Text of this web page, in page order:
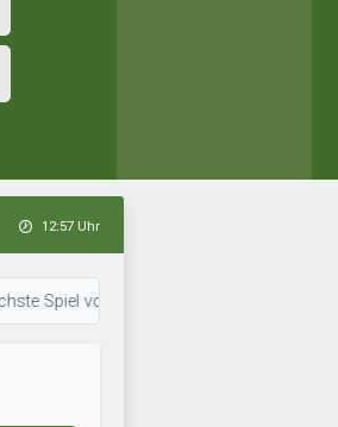
12:57 Uhr
• 12:55 Uhr: Flying Bananas bereitet